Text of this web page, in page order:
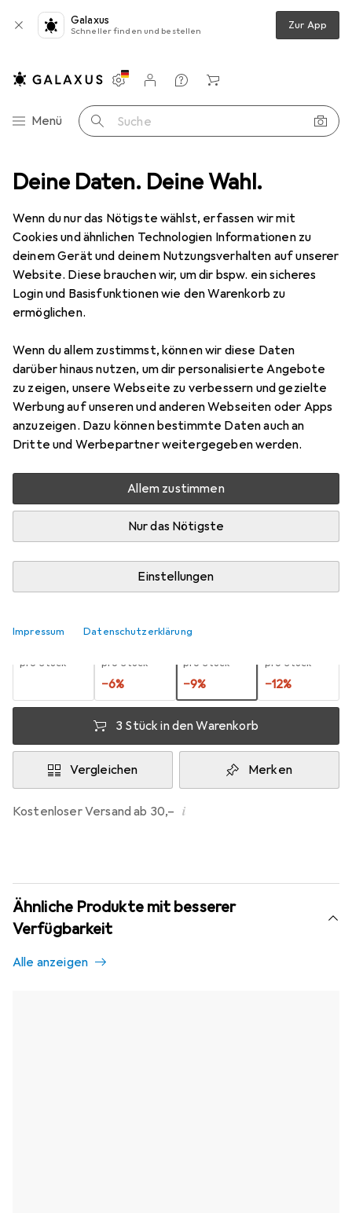
Deine Daten. Deine Wahl.
Wenn du nur das Nötigste wählst, erfassen wir mit
Cookies und ähnlichen Technologien Informationen zu
deinem Gerät und deinem Nutzungsverhalten auf unserer
Website. Diese brauchen wir, um dir bspw. ein sicheres
Login und Basisfunktionen wie den Warenkorb zu
ermöglichen.
Wenn du allem zustimmst, können wir diese Daten
darüber hinaus nutzen, um dir personalisierte Angebote
zu zeigen, unsere Webseite zu verbessern und gezielte
Werbung auf unseren und anderen Webseiten oder Apps
anzuzeigen. Dazu können bestimmte Daten auch an
Dritte und Werbepartner weitergegeben werden.
Allem zustimmen
Nur das Nötigste
Einstellungen
Impressum Datenschutzerklärung
Galaxus
Schneller finden und bestellen Zur App
Navigation nach Kategorien
Menü Suche
Einstellungen
Kundenkonto
Vergleichslisten
Merklisten
Warenkorb
Spiele + Puzzles Puzzle Puzzlika puzzle "My food"
5 Bilder
MENGENRABATT
Puzzlikapuzzle "My food"
20 Teile
Preis in EUR inkl. MwSt.
EUR
12,86
Bewertungen Marke
Zwischen Mi, 19.8. und Sa, 22.8. geliefert
10 Stück an Lager beim Lieferanten
Benachrichtigen, wenn schneller verfügbar
1 Stück
pro Stück
pro Stück
−6%
3 Stück
pro Stück
−9%
pro Stück
−12%
3 Stück in den Warenkorb
Vergleichen Merken
Kostenloser Versand ab 30,– i
Ähnliche Produkte mit besserer
Verfügbarkeit
Alle anzeigen